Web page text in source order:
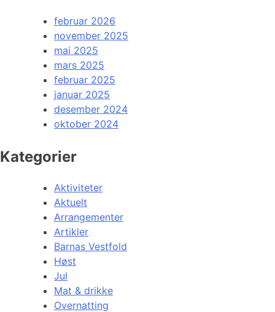
februar 2026
november 2025
mai 2025
mars 2025
februar 2025
januar 2025
desember 2024
oktober 2024
Kategorier
Aktiviteter
Aktuelt
Arrangementer
Artikler
Barnas Vestfold
Høst
Jul
Mat & drikke
Overnatting